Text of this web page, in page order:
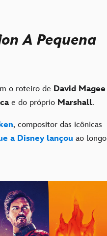
A Pequena
o roteiro de David Magee
e do próprio Marshall.
, compositor das icônicas
a Disney lançou ao longo